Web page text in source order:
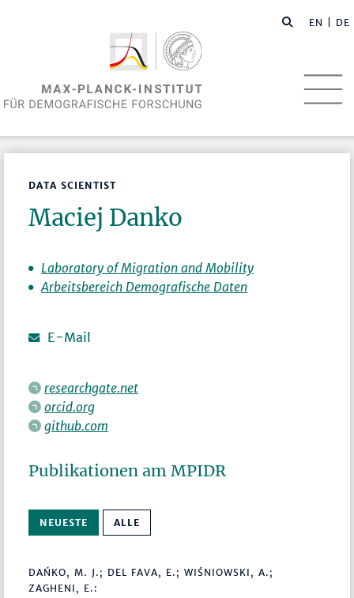
EN | DE
DATA SCIENTIST
Maciej Danko
Laboratory of Migration and Mobility
Arbeitsbereich Demografische Daten
E-Mail
researchgate.net
orcid.org
github.com
Publikationen am MPIDR
NEUESTE ALLE
DAŃKO, M. J.; DEL FAVA, E.; WIŚNIOWSKI, A.;
ZAGHENI, E.: